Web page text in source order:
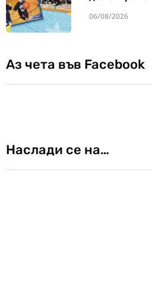
06/08/2026
Аз чета във Facebook
Наслади се на…